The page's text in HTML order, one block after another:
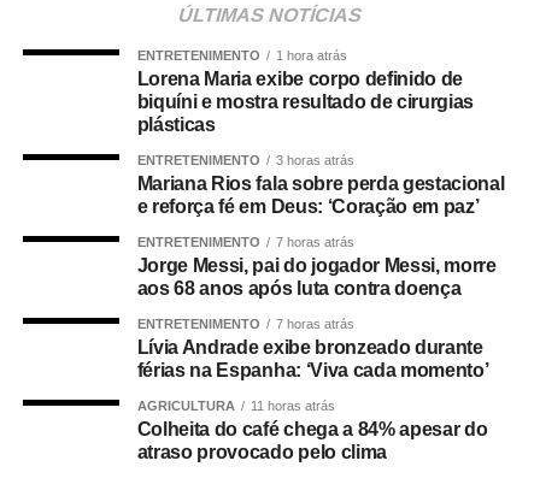
de pacientes e desafogar as UPAs.
destacou que os resultados refletem o fortalecimento da
rede pública de saúde.
“Os números demonstram que o Hospital Municipal de
Cuiabá cumpre um papel essencial na organização da
nossa rede de urgência e emergência. Ser responsável
por praticamente metade das transferências das UPAs
significa garantir acesso mais rápido à internação,
desafogar as unidades de pronto atendimento e oferecer
um cuidado mais resolutivo à população. Nosso
compromisso é continuar fortalecendo a rede municipal
com planejamento, investimentos e ampliação da
capacidade assistencial”, afirmou.
Liderança nas internações em enfermaria
O desempenho do HMC torna-se ainda mais expressivo
ÚLTIMAS NOTÍCIAS
ENTRETENIMENTO 1 hora atrás
Lorena Maria exibe corpo definido de
biquíni e mostra resultado de cirurgias
plásticas
ENTRETENIMENTO 3 horas atrás
Mariana Rios fala sobre perda gestacional
e reforça fé em Deus: ‘Coração em paz’
ENTRETENIMENTO 7 horas atrás
Jorge Messi, pai do jogador Messi, morre
aos 68 anos após luta contra doença
ENTRETENIMENTO 7 horas atrás
Lívia Andrade exibe bronzeado durante
férias na Espanha: ‘Viva cada momento’
AGRICULTURA 11 horas atrás
Colheita do café chega a 84% apesar do
atraso provocado pelo clima